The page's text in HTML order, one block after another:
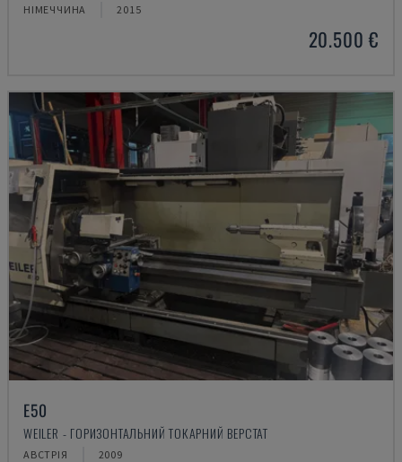
НІМЕЧЧИНА 2015
20.500 €
E50
WEILER - ГОРИЗОНТАЛЬНИЙ ТОКАРНИЙ ВЕРСТАТ
АВСТРІЯ 2009